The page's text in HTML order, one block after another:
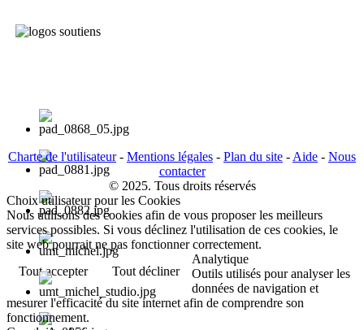
Charte de l'utilisateur- Mentions légales - Plan du site - Aide - Nous
contacter
© 2025. Tous droits réservés
Choix utilisateur pour les Cookies
Nous utilisons des cookies afin de vous proposer les meilleurs
services possibles. Si vous déclinez l'utilisation de ces cookies, le
site web pourrait ne pas fonctionner correctement.
Tout accepter
Tout décliner
Analytique
Outils utilisés pour analyser les
données de navigation et
mesurer l'efficacité du site internet afin de comprendre son
fonctionnement.